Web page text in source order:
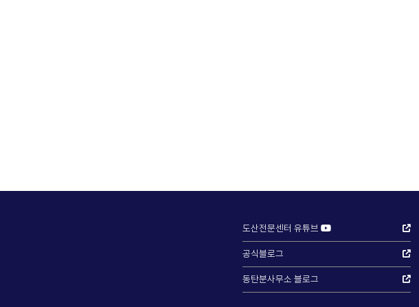
도산전문센터 유튜브
공식블로그
동탄분사무소 블로그